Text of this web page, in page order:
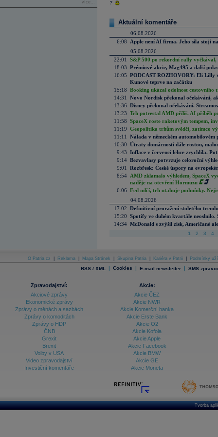
více... ?
Aktuální komentáře
06.08.2026
6:08
Apple není AI firma. Jeho síla stojí
05.08.2026
22:01
S&P 500 po rekordní rally vyčkával,
18:03 Prémiové akcie, Mag495 a další
16:05 PODCAST ROZHOVORY: Eli Lilly
Kunové teprve na začátku
15:18 Booking ukázal odolnost cestovního
14:31
Novo Nordisk překonal očekávání,
13:36 Disney překonal očekávání.
13:23 Trh potrestal AMD příliš. AI příběh
11:58 SpaceX roste raketovým tempem,
11:19 Geopolitika trhům svědčí, zatímco
11:11
Nálada v německém automobilovém
10:30 Útraty domácností dále rostou,
9:43 Inflace v červenci lehce zrychlila.
9:14 Bezvavlasy potvrzuje celoroční
9:01
Rozbřesk: České úspory na
8:54 AMD zklamalo výhledem, SpaceX
naděje na otevření Hormuzu
6:06 Fed mlčí, trh utahuje podmínky.
04.08.2026
17:02 Definitivní proražení stoletého
15:20 Spotify ve duhém kvartále neoslnilo.
14:34 McDonald's zvýšil zisk, Američané
1 2 3 4
O Patria.cz Reklama Mapa Stránek Skupina Patria Kariéra v Patrii Podmínky
RSS / XML | Cookies | E-mail newsletter | SMS
Zpravodajství:
Akciové zprávy
Ekonomické zprávy
Zprávy o měnách a sazbách
Zprávy o komoditách
Zprávy o HDP
ČNB
Grexit
Brexit
Volby v USA
Video zpravodajství
Investiční komentáře
Akcie:
Akcie ČEZ
Akcie NWR
Akcie Komerční banka
Akcie Erste Bank
Akcie O2
Akcie Kofola
Akcie Apple
Akcie Facebook
Akcie BMW
Akcie GE
Akcie Moneta
Tvorba